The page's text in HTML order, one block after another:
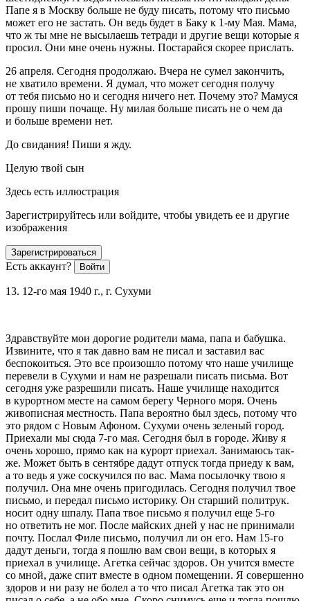
Папе я в Москву больше не буду писать, потому что письмо
может его не застать. Он ведь будет в Баку к 1-му Мая. Мама,
что ж ты мне не высылаешь тетради и другие вещи которые я
просил. Они мне очень нужны. Постарайся скорее прислать.
26 апреля. Сегодня продолжаю. Вчера не сумел закончить,
не хватило времени. Я думал, что может сегодня получу
от тебя письмо но и сегодня ничего нет. Почему это? Мамуся
прошу пиши почаще. Ну милая больше писать не о чем да
и больше времени нет.
До свидания! Пиши я жду.
Целую твой сын
Здесь есть иллюстрация
Зарегистрируйтесь или войдите, чтобы увидеть ее и другие
изображения
Зарегистрироваться
Есть аккаунт? Войти
13. 12-го мая 1940 г., г. Сухуми
Здравствуйте мои дорогие родители мама, папа и бабушка.
Извините, что я так давно вам не писал и заставил вас
беспокоиться. Это все произошло потому что наше училище
перевели в Сухуми и нам не разрешали писать письма. Вот
сегодня уже разрешили писать. Наше училище находится
в курортном месте на самом берегу Черного моря. Очень
живописная местность. Папа вероятно был здесь, потому что
это рядом с Новым Афоном. Сухуми очень зеленый город.
Приехали мы сюда 7-го мая. Сегодня был в городе. Живу я
очень хорошо, прямо как на курорт приехал. Занимаюсь так-
же. Может быть в сентябре дадут отпуск тогда приеду к вам,
а то ведь я уже соскучился по вас. Мама посылочку твою я
получил. Она мне очень пригодилась. Сегодня получил твое
письмо, и передал письмо историку. Он старший политрук.
носит одну шпалу. Папа твое письмо я получил еще 5-го
но ответить не мог. После майских дней у нас не принимали
почту. Послал Филе письмо, получил ли он его. Нам 15-го
дадут деньги, тогда я пошлю вам свои вещи, в которых я
приехал в училище. Агетка сейчас здоров. Он учится вместе
со мной, даже спит вместе в одном помещении. Я совершенно
здоров и ни разу не болел а то что писал Агетка так это он